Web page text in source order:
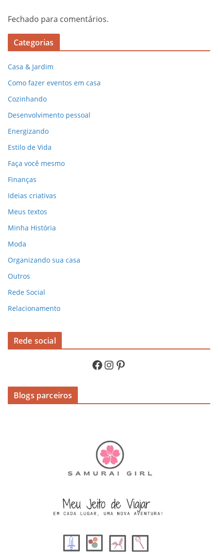
Fechado para comentários.
Categorias
Casa & Jardim
Como fazer eventos em casa
Cozinhando
Desenvolvimento pessoal
Energizando
Estilo de Vida
Faça você mesmo
Finanças
Ideias criativas
Meus textos
Minha História
Moda
Organizando sua casa
Outros
Rede Social
Relacionamento
Rede social
Facebook InstagramPinterest
Blogs parceiros